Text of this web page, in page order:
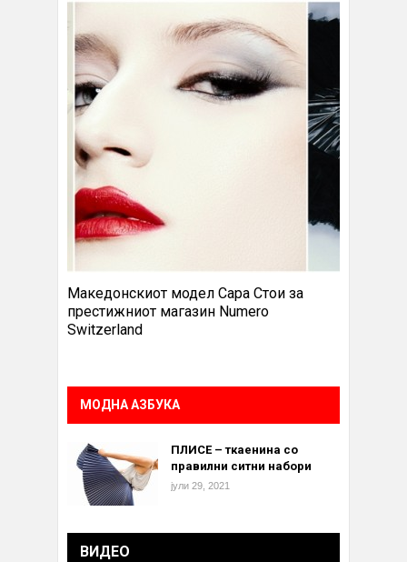
Македонскиот модел Сара Стои за
престижниот магазин Numero
Switzerland
МОДНА АЗБУКА
ПЛИСЕ – ткаенина со
правилни ситни набори
јули 29, 2021
ВИДЕО